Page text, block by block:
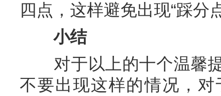
四点，这样避免出现“踩分
小结
对于以上的十个温馨提
不要出现这样的情况，